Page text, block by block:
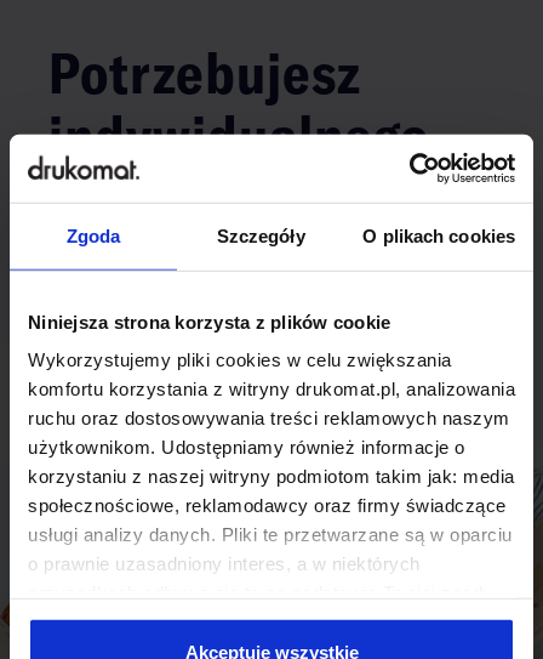
Zgoda Szczegóły O plikach cookies
Niniejsza strona korzysta z plików cookie
Wykorzystujemy pliki cookies w celu zwiększania
komfortu korzystania z witryny drukomat.pl, analizowania
ruchu oraz dostosowywania treści reklamowych naszym
użytkownikom. Udostępniamy również informacje o
korzystaniu z naszej witryny podmiotom takim jak: media
społecznościowe, reklamodawcy oraz firmy świadczące
usługi analizy danych. Pliki te przetwarzane są w oparciu
o prawnie uzasadniony interes, a w niektórych
Niektóre z plików cookies dostarczane i przetwarzane są
przez naszych zewnętrznych partnerów, z których listą
Akceptuję wszystkie
Potrzebujesz
indywidualnego
rozwiązania?
Odezwij się do nas, aby omówić